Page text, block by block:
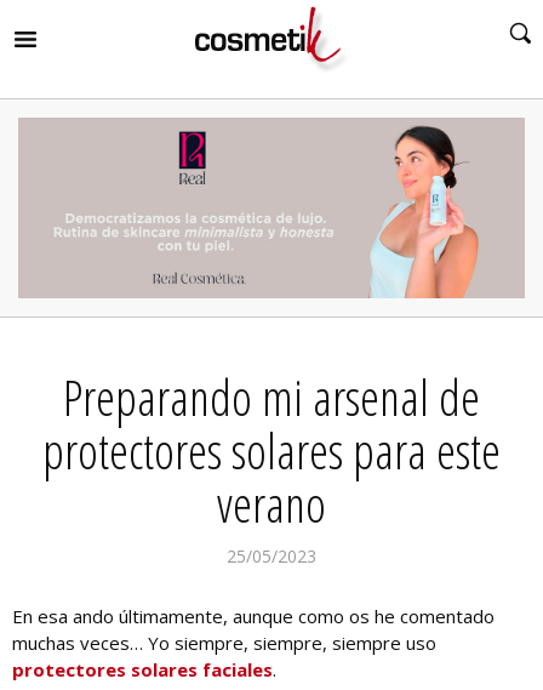
Preparando mi arsenal de
protectores solares para este
verano
25/05/2023
En esa ando últimamente, aunque como os he comentado
muchas veces… Yo siempre, siempre, siempre uso
protectores solares faciales.